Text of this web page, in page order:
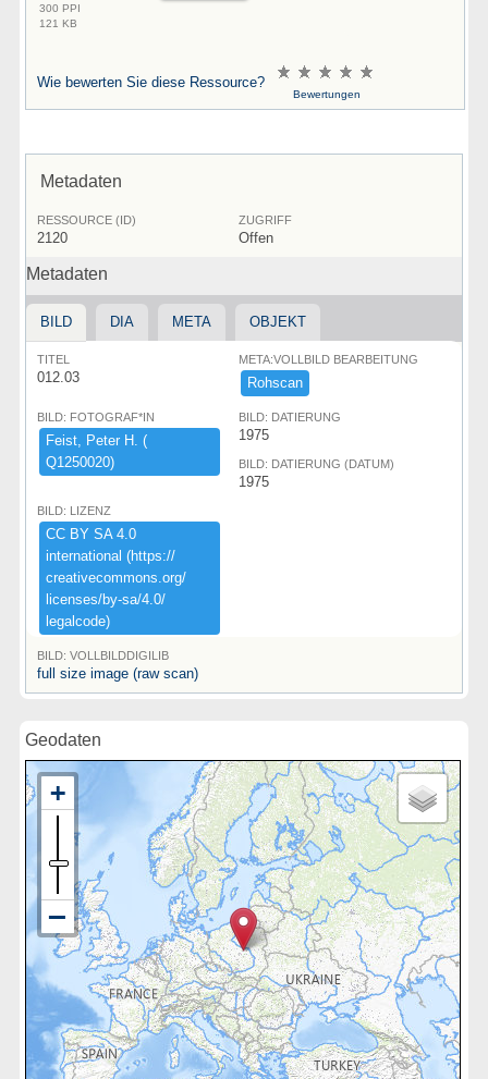
300 PPI
121 KB
Wie bewerten Sie diese Ressource?
Bewertungen
Metadaten
RESSOURCE (ID)
2120
ZUGRIFF
Offen
Metadaten
BILD DIA META OBJEKT
TITEL
012.03
META:VOLLBILD BEARBEITUNG
Rohscan
BILD: FOTOGRAF*IN
Feist,​ ​Peter ​H.​ ​(​
Q1250020)​
BILD: DATIERUNG
1975
BILD: DATIERUNG (DATUM)
1975
BILD: LIZENZ
CC ​BY ​SA ​4.​0 ​
international ​(​https:​/​/​
creativecommons.​org/​
licenses/​by-​sa/​4.​0/​
legalcode)​
BILD: VOLLBILDDIGILIB
full size image (raw scan)
Geodaten